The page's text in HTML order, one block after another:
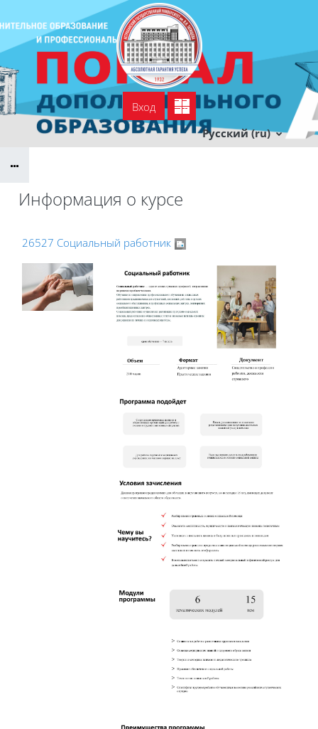
Перейти к основному содержанию
Вход
УСПДО
Тех. поддержка Русский ‎(ru)‎
Информация о курсе
26527 Социальный работник